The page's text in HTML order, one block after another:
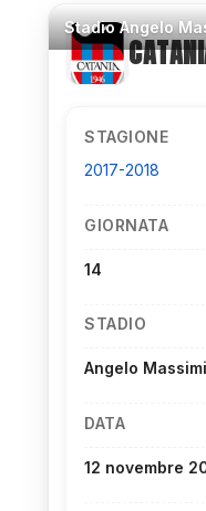
StadioAngelo
STAGIONE
2017-2018
GIORNATA
14
STADIO
Angelo
DATA
12 novembre